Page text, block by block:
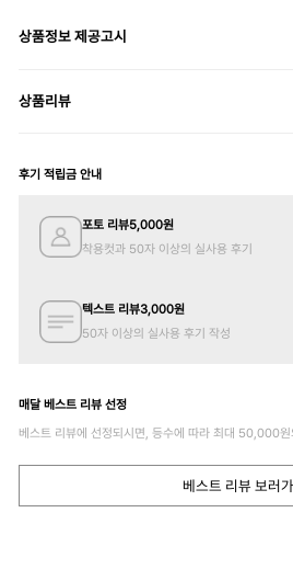
상품정보 제공고시
상품리뷰
후기 적립금 안내
포토 리뷰5,000원
착용컷과 50자 이상의 실사용 후기
텍스트 리뷰3,000원
50자 이상의 실사용 후기 작성
매달 베스트 리뷰 선정
베스트 리뷰에 선정되시면, 등수에 따라 최대 50,000
베스트 리뷰 보러